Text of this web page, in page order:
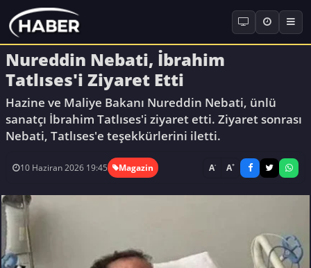
Nureddin Nebati, İbrahim
Tatlıses'i Ziyaret Etti
Hazine ve Maliye Bakanı Nureddin Nebati, ünlü
sanatçı İbrahim Tatlıses'i ziyaret etti. Ziyaret sonrası
Nebati, Tatlıses'e teşekkürlerini iletti.
10 Haziran 2026 19:45 Magazin A- A+